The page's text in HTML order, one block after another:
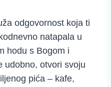
odgovornost koja ti
natapala u
hodu s Bogom i
udobno, otvori svoju
pića – kafe,